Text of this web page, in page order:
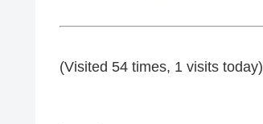
(Visited 54 times, 1 visits today)